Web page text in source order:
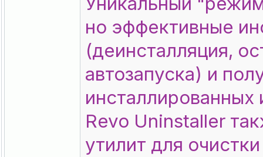
но эффективные
(деинсталляция,
автозапуска) и
Revo Uninstaller
утилит для